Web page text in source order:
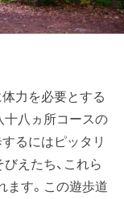
力を必要とする
十八ヵ所コースの
るにはピッタリ
えたち、これら
ます。この遊歩道